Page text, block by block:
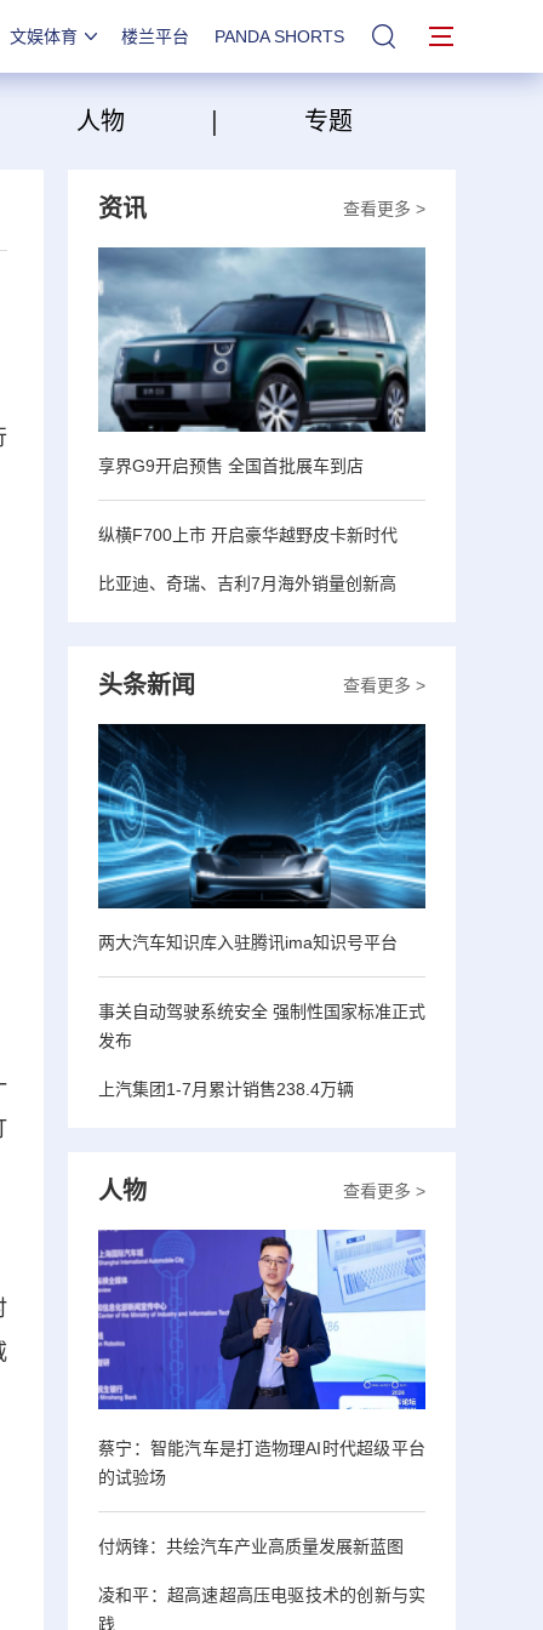
文娱体育 楼兰平台 PANDA SHORTS 站内搜索
人物 | 专题
查看更多 >
资讯
享界G9开启预售 全国首批展车到店
纵横F700上市 开启豪华越野皮卡新时代
比亚迪、奇瑞、吉利7月海外销量创新高
查看更多 >
头条新闻
两大汽车知识库入驻腾讯ima知识号平台
事关自动驾驶系统安全 强制性国家标准正式
发布
上汽集团1-7月累计销售238.4万辆
查看更多 >
人物
蔡宁：智能汽车是打造物理AI时代超级平台
的试验场
付炳锋：共绘汽车产业高质量发展新蓝图
凌和平：超高速超高压电驱技术的创新与实
践